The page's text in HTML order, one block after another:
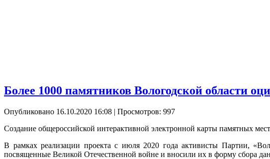
Более 1000 памятников Вологодской области
Опубликовано 16.10.2020 16:08 | Просмотров: 997
Создание общероссийской интерактивной электронной карты памятных
В рамках реализации проекта с июля 2020 года активисты Партии,
посвященные Великой Отечественной войне и вносили их в форму сбора